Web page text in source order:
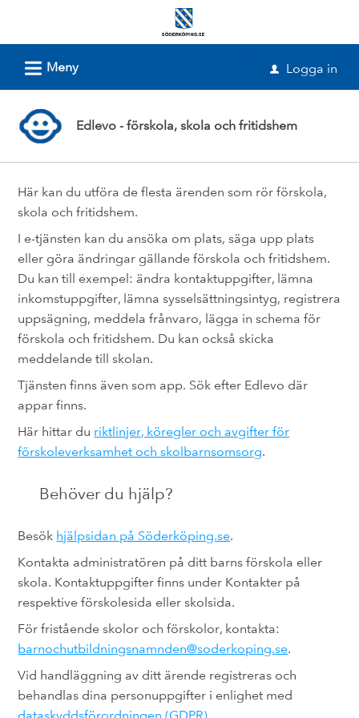
Söderköpings
L Meny u Logga in
Edlevo - förskola, skola och fritidshem
Här kan du utföra de flesta ärenden som rör förskola,
skola och fritidshem.
I e-tjänsten kan du ansöka om plats, säga upp plats
eller göra ändringar gällande förskola och fritidshem.
Du kan till exempel: ändra kontaktuppgifter, lämna
inkomstuppgifter, lämna sysselsättningsintyg, registrera
uppsägning, meddela frånvaro, lägga in schema för
förskola och fritidshem. Du kan också skicka
meddelande till skolan.
Tjänsten finns även som app. Sök efter Edlevo där
appar finns.
Här hittar du riktlinjer, köregler och avgifter för
förskoleverksamhet och skolbarnsomsorg.
Behöver du hjälp?
Besök hjälpsidan på Söderköping.se.
Kontakta administratören på ditt barns förskola eller
skola. Kontaktuppgifter finns under Kontakter på
respektive förskolesida eller skolsida.
För fristående skolor och förskolor, kontakta:
barnochutbildningsnamnden@soderkoping.se.
Vid handläggning av ditt ärende registreras och
behandlas dina personuppgifter i enlighet med